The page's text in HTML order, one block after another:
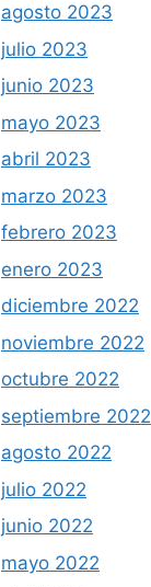
agosto 2023
julio 2023
junio 2023
mayo 2023
abril 2023
marzo 2023
febrero 2023
enero 2023
diciembre 2022
noviembre 2022
octubre 2022
septiembre 2022
agosto 2022
julio 2022
junio 2022
mayo 2022